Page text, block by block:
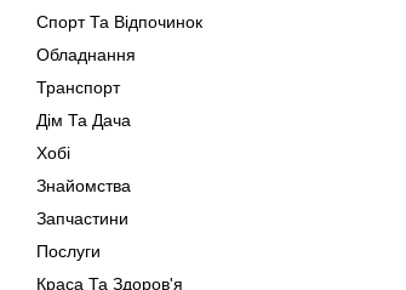
Спорт Та Відпочинок
Обладнання
Транспорт
Дім Та Дача
Хобі
Знайомства
Запчастини
Послуги
Краса Та Здоров'я